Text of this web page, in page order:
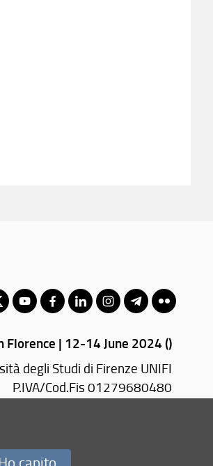
Florence | 12-14 June 2024 ()
degli Studi di Firenze UNIFI
P.IVA/Cod.Fis 01279680480
PEC:dimai(AT)pec.unifi.it